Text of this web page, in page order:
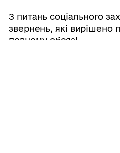
З питань соціального
звернень, які вирішено
повному обсязі.